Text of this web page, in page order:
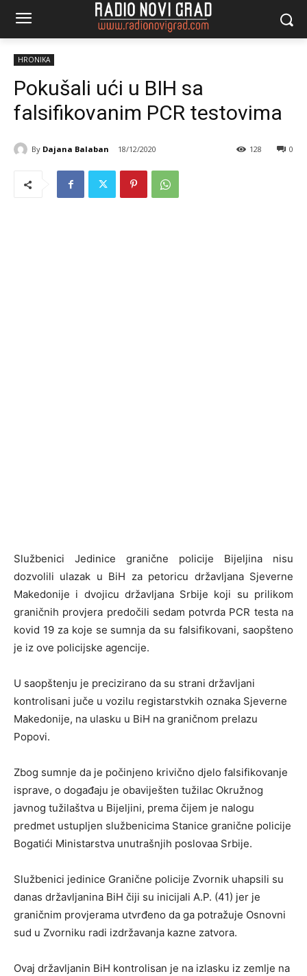
HRONIKA
Pokušali ući u BIH sa
falsifikovanim PCR testovima
By Dajana Balaban 18/12/2020 0
128
Službenici Jedinice granične policije Bijeljina nisu
dozvolili ulazak u BiH za petoricu državljana Sjeverne
Makedonije i dvojicu državljana Srbije koji su prilikom
graničnih provjera predočili sedam potvrda PCR testa na
kovid 19 za koje se sumnja da su falsifikovani, saopšteno
je iz ove policijske agencije.
U saopštenju je precizirano da su strani državljani
kontrolisani juče u vozilu registarstvkih oznaka Sjeverne
Makedonije, na ulasku u BiH na graničnom prelazu
Popovi.
Zbog sumnje da je počinjeno krivično djelo falsifikovanje
isprave, o događaju je obaviješten tužilac Okružnog
javnog tužilaštva u Bijeljini, prema čijem je nalogu
predmet ustupljen službenicima Stanice granične policije
Bogatići Ministarstva unutrašnjih poslovaa Srbije.
Službenici jedinice Granične policije Zvornik uhapsili su
danas državljanina BiH čiji su inicijali A.P. (41) jer je
graničnim provjerama utvrđeno da ga potražuje Osnovni
sud u Zvorniku radi izdržavanja kazne zatvora.
Ovaj državljanin BiH kontrolisan je na izlasku iz zemlje na